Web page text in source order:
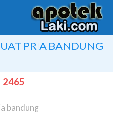
PRIA BANDUNG
2465
bandung